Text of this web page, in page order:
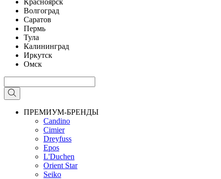
Красноярск
Волгоград
Саратов
Пермь
Тула
Калининград
Иркутск
Омск
ПРЕМИУМ-БРЕНДЫ
Candino
Cimier
Dreyfuss
Epos
L'Duchen
Orient Star
Seiko